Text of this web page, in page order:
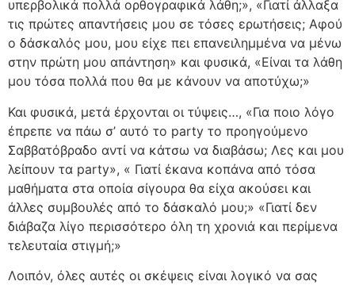
υπερβολικά πολλά ορθογραφικά λάθη;», «Γιατί άλλαξα
τις πρώτες απαντήσεις μου σε τόσες ερωτήσεις; Αφού
ο δάσκαλός μου, μου είχε πει επανειλημμένα να μένω
στην πρώτη μου απάντηση» και φυσικά, «Είναι τα λάθη
μου τόσα πολλά που θα με κάνουν να αποτύχω;»
Και φυσικά, μετά έρχονται οι τύψεις…, «Για ποιο λόγο
έπρεπε να πάω σ’ αυτό το party το προηγούμενο
Σαββατόβραδο αντί να κάτσω να διαβάσω; Λες και μου
λείπουν τα party», « Γιατί έκανα κοπάνα από τόσα
μαθήματα στα οποία σίγουρα θα είχα ακούσει και
άλλες συμβουλές από το δάσκαλό μου;» «Γιατί δεν
διάβαζα λίγο περισσότερο όλη τη χρονιά και περίμενα
τελευταία στιγμή;»
Λοιπόν, όλες αυτές οι σκέψεις είναι λογικό να σας